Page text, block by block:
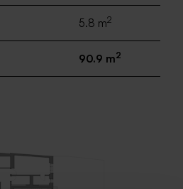
5.8 m2
90.9 m2